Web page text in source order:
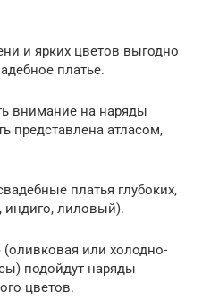
и ярких цветов выгодно
платье.
внимание на наряды
представлена атласом,
платья глубоких,
лиловый).
или холодно-
подойдут наряды
цветов.